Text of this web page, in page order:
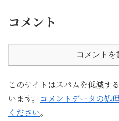
コメント
コメントを
このサイトはスパムを低減す
います。 コメントデータの処
ください。